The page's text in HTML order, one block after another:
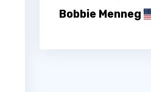
Bobbie Menneg